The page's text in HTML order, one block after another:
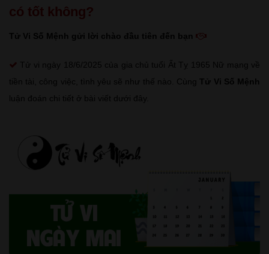
có tốt không?
Tử Vi Số Mệnh gửi lời chào đầu tiên đến bạn
Tử vi ngày 18/6/2025 của gia chủ tuổi Ất Tỵ 1965 Nữ mạng về
tiền tài, công việc, tình yêu sẽ như thế nào. Cùng Tử Vi Số Mệnh
luận đoán chi tiết ở bài viết dưới đây.